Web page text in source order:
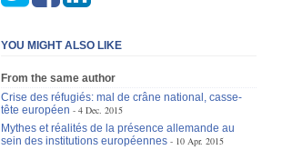
YOU MIGHT ALSO LIKE
From the same author
Crise des réfugiés: mal de crâne national, casse-
tête européen
4 Dec. 2015
Mythes et réalités de la présence allemande au
sein des institutions européennes
10 Apr. 2015